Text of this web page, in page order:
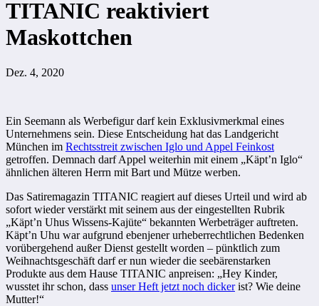
TITANIC reaktiviert
Maskottchen
Dez. 4, 2020
Ein Seemann als Werbefigur darf kein Exklusivmerkmal eines
Unternehmens sein. Diese Entscheidung hat das Landgericht
München im Rechtsstreit zwischen Iglo und Appel Feinkost
getroffen. Demnach darf Appel weiterhin mit einem „Käpt’n Iglo“
ähnlichen älteren Herrn mit Bart und Mütze werben.
Das Satiremagazin TITANIC reagiert auf dieses Urteil und wird ab
sofort wieder verstärkt mit seinem aus der eingestellten Rubrik
„Käpt’n Uhus Wissens-Kajüte“ bekannten Werbeträger auftreten.
Käpt’n Uhu war aufgrund ebenjener urheberrechtlichen Bedenken
vorübergehend außer Dienst gestellt worden – pünktlich zum
Weihnachtsgeschäft darf er nun wieder die seebärenstarken
Produkte aus dem Hause TITANIC anpreisen: „Hey Kinder,
wusstet ihr schon, dass unser Heft jetzt noch dickerist? Wie deine
Mutter!“